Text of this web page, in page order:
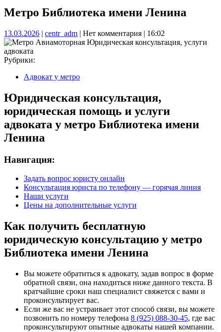
Метро Библиотека имени Ленина
13.03.202613.03.2026
| centr_admcentr_adm
| Нет комментария | 16:02
Рубрики:
Адвокат у метро
Юридическая консультация,
юридическая помощь и услуги
адвоката у метро Библиотека имени
Ленина
Навигация:
Задать вопрос юристу онлайн
Консультация юриста по телефону — горячая линия
Наши услуги
Цены на дополнительные услуги
Как получить бесплатную
юридическую консультацию у метро
Библиотека имени Ленина
Вы можете обратиться к адвокату, задав вопрос в форме
обратной связи, она находиться ниже данного текста. В
кратчайшие сроки наш специалист свяжется с вами и
проконсультирует вас.
Если же вас не устраивает этот способ связи, вы можете
позвонить по номеру телефона 8 (925) 088-30-45, где вас
проконсультируют опытные адвокаты нашей компании.